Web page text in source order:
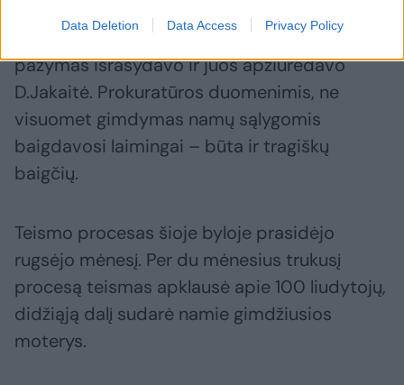
Data Deletion Data Access Privacy Policy
J.I.Švedienė, o vėliau apie kūdikių gimimą
pažymas išrašydavo ir juos apžiūrėdavo
D.Jakaitė. Prokuratūros duomenimis, ne
visuomet gimdymas namų sąlygomis
baigdavosi laimingai – būta ir tragiškų
baigčių.
Teismo procesas šioje byloje prasidėjo
rugsėjo mėnesį. Per du mėnesius trukusį
procesą teismas apklausė apie 100 liudytojų,
didžiąją dalį sudarė namie gimdžiusios
moterys.